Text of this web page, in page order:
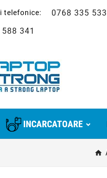
telefonice: 0768 335 533
341
INCARCATOARE